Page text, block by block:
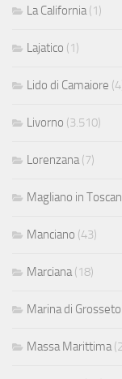
La California (1)
Lajatico (1)
Lido di Camaiore
Livorno (3.510)
Lorenzana (7)
Magliano in
Manciano (43)
Marciana (18)
Marina di Grosseto
Massa Marittima